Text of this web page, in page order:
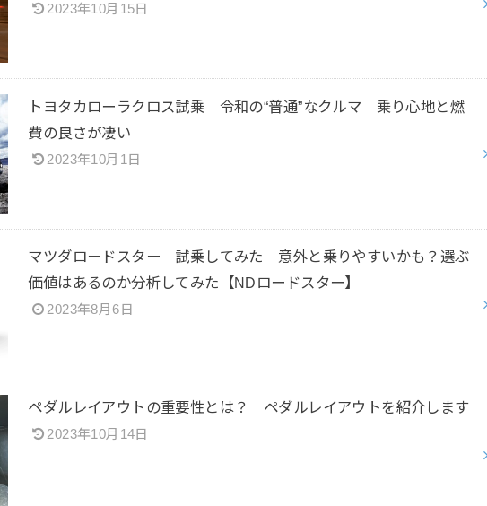
2023年10月15日
トヨタカローラクロス試乗 令和の“普通”なクルマ 乗り心地と燃
費の良さが凄い
2023年10月1日
マツダロードスター 試乗してみた 意外と乗りやすいかも？選ぶ
価値はあるのか分析してみた【NDロードスター】
2023年8月6日
ペダルレイアウトの重要性とは？ ペダルレイアウトを紹介します
2023年10月14日